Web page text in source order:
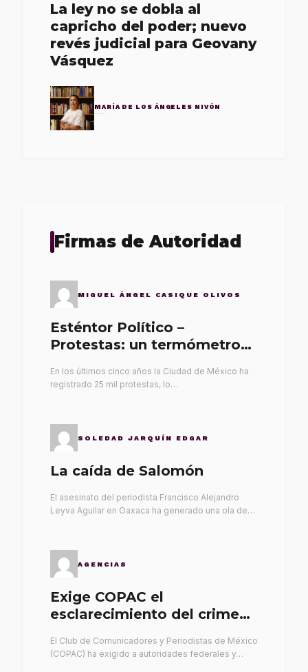
La ley no se dobla al
capricho del poder; nuevo
revés judicial para Geovany
Vásquez
MARÍA DE LOS ÁNGELES NIVÓN
Firmas de Autoridad
MIGUEL ÁNGEL CASIQUE OLIVOS
Esténtor Político –
Protestas: un termómetro
En los últimos cinco años la Ciudad de México ha
registrado 25 mil protestas, lo…
SOLEDAD JARQUÍN EDGAR
La caída de Salomón
El asesinato del periodista Francisco Alejandro
Leyva Aguilar en Oaxaca ha generado una ola de…
AGENCIAS
Exige COPAC el
esclarecimiento del crimen
El Club de Comunicadores y Periodistas de México
(COPAC) ha exigido a autoridades federales y…